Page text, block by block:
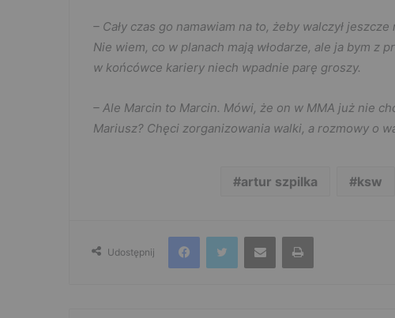
– Cały czas go namawiam na to, żeby walczył
Nie wiem, co w planach mają włodarze, ale ja bym z
w końcówce kariery niech wpadnie parę groszy.
– Ale Marcin to Marcin. Mówi, że on w MMA już nie
Mariusz? Chęci zorganizowania walki, a rozmowy o
artur szpilka ksw
Udostępnij
FacebookTwitter Udostępnij przez e-mail Drukuj